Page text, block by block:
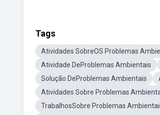
Tags
Atividades SobreOS Problemas
Atividade DeProblemas Ambientais
Solução DeProblemas Ambientais
Atividades Sobre Problemas
TrabalhosSobre Problemas